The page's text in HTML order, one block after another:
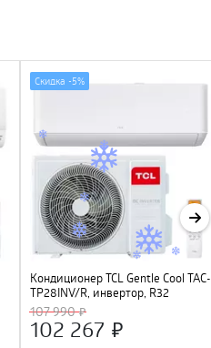
Кондиционер TCL Gentle Cool TAC-
TP28INV/R, инвертор, R32
107 990
102 267
Скидка -5%